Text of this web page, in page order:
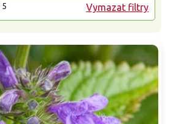
Vymazat filtry
5